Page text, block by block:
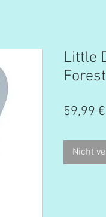
Little
59,99 €
Nicht